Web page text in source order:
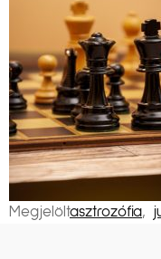
Megjelöltasztrozófia,